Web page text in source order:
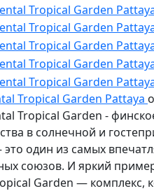
Tropical Garden Pattaya
Tropical Garden -
в солнечной и
один из самых
союзов. И яркий
Garden — комплекс,